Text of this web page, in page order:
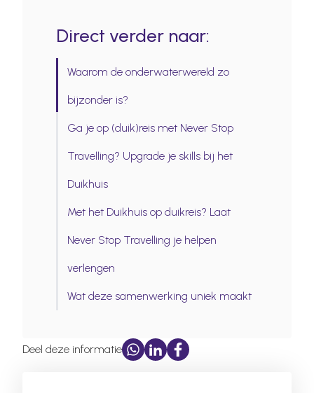
Direct verder naar:
Waarom de onderwaterwereld zo
bijzonder is?
Ga je op (duik)reis met Never Stop
Travelling? Upgrade je skills bij het
Duikhuis
Met het Duikhuis op duikreis? Laat
Never Stop Travelling je helpen
verlengen
Wat deze samenwerking uniek maakt
Deel deze informatie